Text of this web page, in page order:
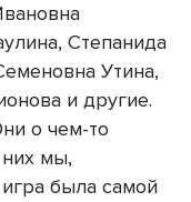
Степанида
Утина,
и другие.
о чем-то
мы,
была самой